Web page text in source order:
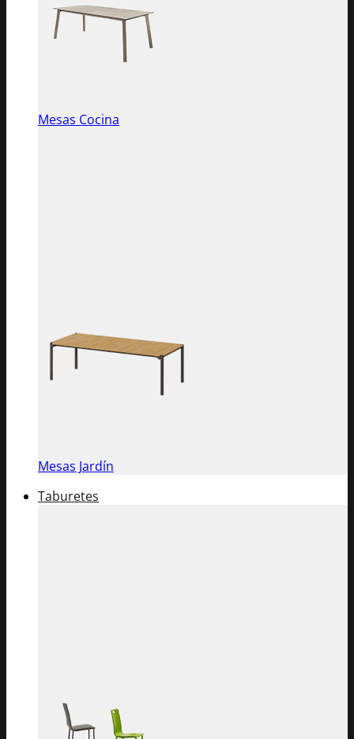
Mesas Cocina
Mesas Jardín
Taburetes